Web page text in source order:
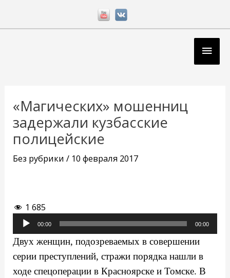
«Магических» мошенниц
задержали кузбасские
полицейские
Без рубрики / 10 февраля 2017
1 685
Аудиоплеер
00:00 00:00
Двух женщин, подозреваемых в совершении
серии преступлений, стражи порядка нашли в
ходе спецоперации в Красноярске и Томске. В
записям